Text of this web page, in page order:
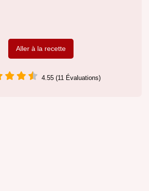
Aller à la recette
4.55 (11 Évaluations)